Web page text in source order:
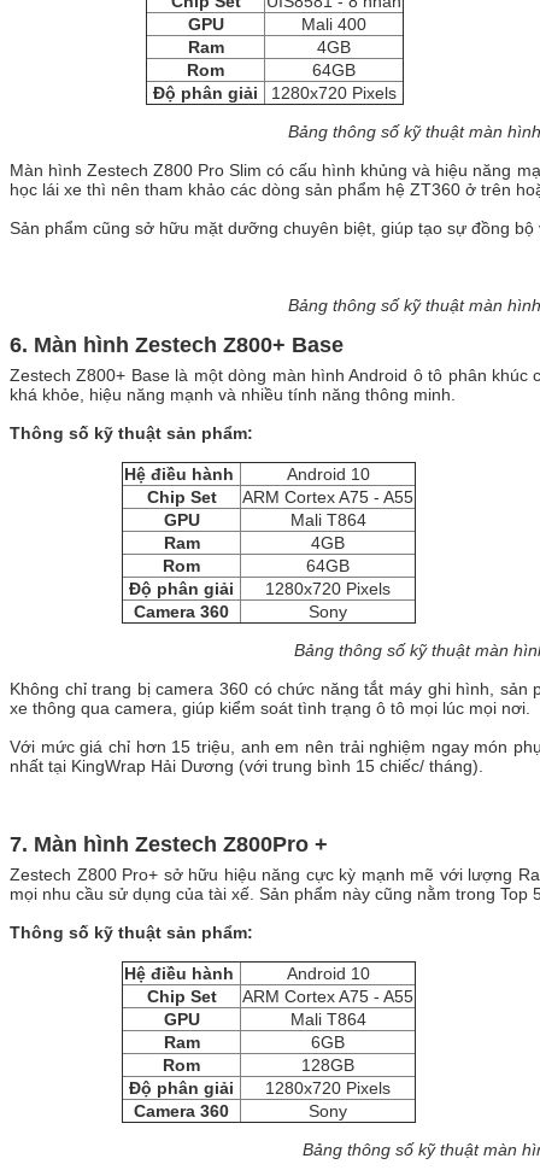
GPU
Mali 400
Ram
4GB
Rom
64GB
Độ phân giải
1280x720 Pixels
Bảng thông số kỹ thuật màn
Màn hình Zestech Z800 Pro Slim có cấu hình khủng và hiệu năng
học lái xe thì nên tham khảo các dòng sản phẩm hệ ZT360 ở trên
Sản phẩm cũng sở hữu mặt dưỡng chuyên biệt, giúp tạo sự đồng
Bảng thông số kỹ thuật màn
6. Màn hình Zestech Z800+ Base
Zestech Z800+ Base là một dòng màn hình Android ô tô phân
khá khỏe, hiệu năng mạnh và nhiều tính năng thông minh.
Thông số kỹ thuật sản phẩm:
Hệ điều hành
Android 10
Chip Set
ARM Cortex A75 - A55
GPU
Mali T864
Ram
4GB
Rom
64GB
Độ phân giải
1280x720 Pixels
Camera 360
Sony
Bảng thông số kỹ thuật màn
Không chỉ trang bị camera 360 có chức năng tắt máy ghi hình,
xe thông qua camera, giúp kiểm soát tình trạng ô tô mọi lúc mọi nơi.
Với mức giá chỉ hơn 15 triệu, anh em nên trải nghiệm ngay món
nhất tại KingWrap Hải Dương (với trung bình 15 chiếc/ tháng).
7. Màn hình Zestech Z800Pro +
Zestech Z800 Pro+ sở hữu hiệu năng cực kỳ mạnh mẽ với lượng
mọi nhu cầu sử dụng của tài xế. Sản phẩm này cũng nằm trong
Thông số kỹ thuật sản phẩm:
Hệ điều hành
Android 10
Chip Set
ARM Cortex A75 - A55
GPU
Mali T864
Ram
6GB
Rom
128GB
Độ phân giải
1280x720 Pixels
Camera 360
Sony
Bảng thông số kỹ thuật màn